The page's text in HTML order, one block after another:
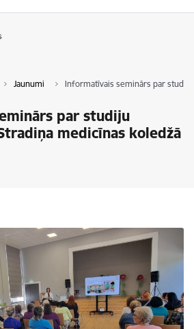
Jaunumi Informatīvais seminārs par
par studiju
medicīnas koledžā